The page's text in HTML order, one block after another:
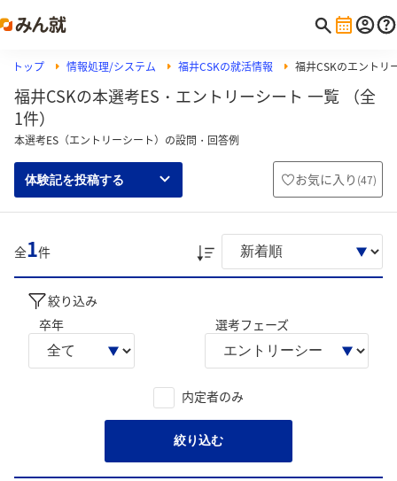
トップ 情報処理/システム 福井CSKの就活情報 福井CSKのエントリ
福井CSKの本選考ES・エントリーシート 一覧 （全
1件）
本選考ES（エントリーシート）の設問・回答例
体験記を投稿する お気に入り (47)
全1件
絞り込み
卒年
選考フェーズ
内定者のみ
絞り込む